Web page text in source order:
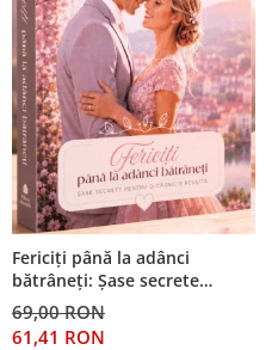
Fericiți până la adânci
bătrâneți: Șase secrete
pentru o căsnicie reușită
69,00 RON
61,41 RON